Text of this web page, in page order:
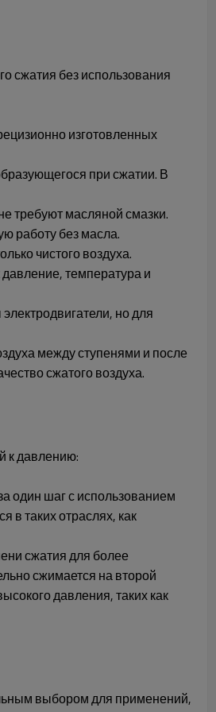
сжатия без использования
изготовленных
при сжатии. В
требуют масляной смазки.
работу без масла.
чистого воздуха.
температура и
но для
между ступенями и после
сжатого воздуха.
к давлению:
один шаг с использованием
в таких отраслях, как
сжатия для более
сжимается на второй
давления, таких как
выбором для применений,